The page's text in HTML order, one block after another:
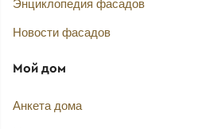
Энциклопедия фасадов
Новости фасадов
Мой дом
Анкета дома